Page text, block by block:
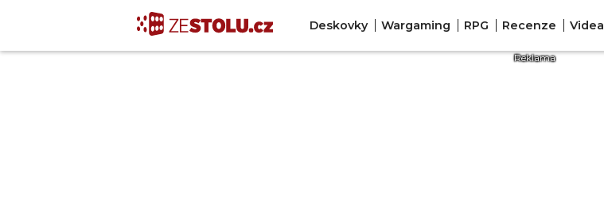
Deskovky Wargaming RPG Recenze Videa